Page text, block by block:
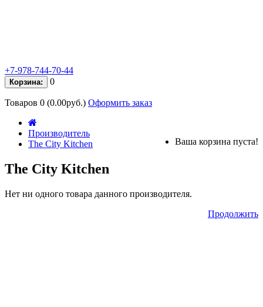
+7-978-744-70-44
Корзина: 0
Товаров 0 (0.00руб.) Оформить заказ
Ваша корзина пуста!
Производитель
The City Kitchen
The City Kitchen
Нет ни одного товара данного производителя.
Продолжить